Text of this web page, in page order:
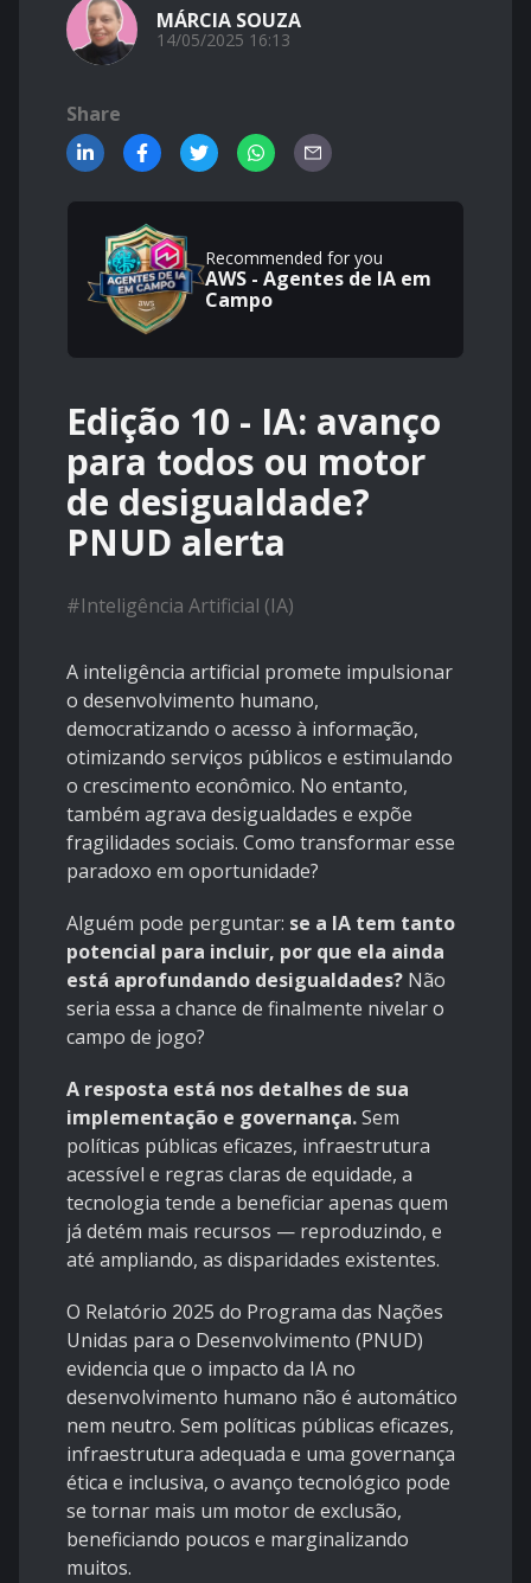
MÁRCIA SOUZA
14/05/2025 16:13
Share
Recommended for you
AWS - Agentes de IA em
Campo
Edição 10 - IA: avanço
para todos ou motor
de desigualdade?
PNUD alerta
#Inteligência Artificial (IA)
A inteligência artificial promete impulsionar
o desenvolvimento humano,
democratizando o acesso à informação,
otimizando serviços públicos e estimulando
o crescimento econômico. No entanto,
também agrava desigualdades e expõe
fragilidades sociais. Como transformar esse
paradoxo em oportunidade?
Alguém pode perguntar: se a IA tem tanto
potencial para incluir, por que ela ainda
está aprofundando desigualdades? Não
seria essa a chance de finalmente nivelar o
campo de jogo?
A resposta está nos detalhes de sua
implementação e governança.Sem
políticas públicas eficazes, infraestrutura
acessível e regras claras de equidade, a
tecnologia tende a beneficiar apenas quem
já detém mais recursos — reproduzindo, e
até ampliando, as disparidades existentes.
O Relatório 2025 do Programa das Nações
Unidas para o Desenvolvimento (PNUD)
evidencia que o impacto da IA no
desenvolvimento humano não é automático
nem neutro. Sem políticas públicas eficazes,
infraestrutura adequada e uma governança
ética e inclusiva, o avanço tecnológico pode
se tornar mais um motor de exclusão,
beneficiando poucos e marginalizando
muitos.